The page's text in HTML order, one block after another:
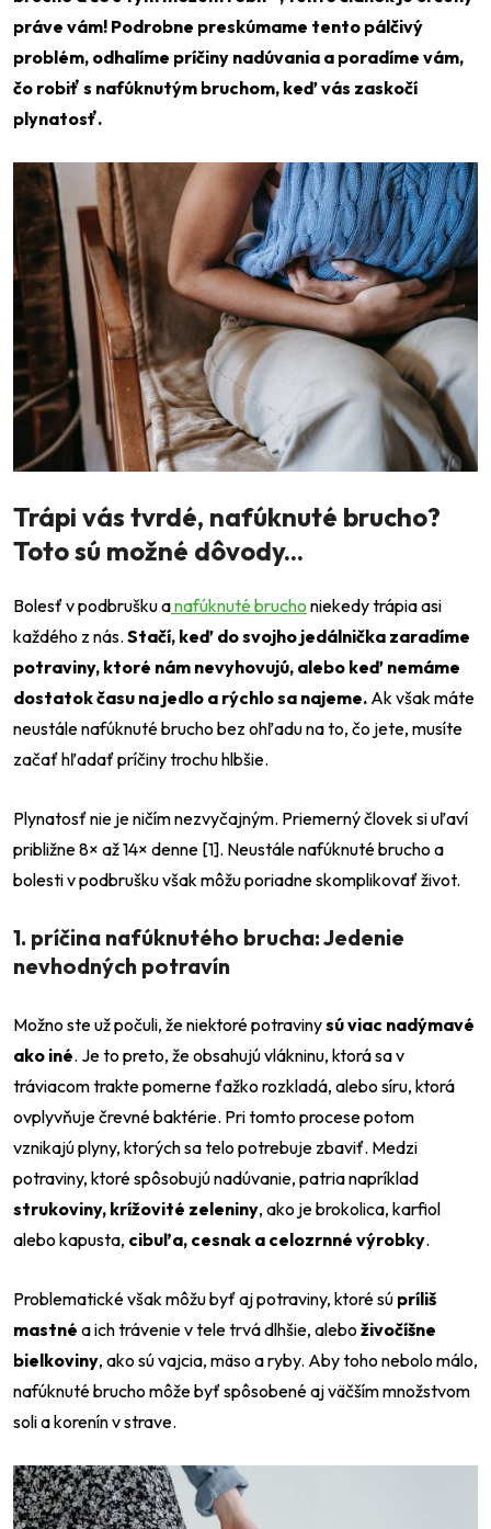
práve vám! Podrobne preskúmame tento pálčivý
problém, odhalíme príčiny nadúvania a poradíme vám,
čo robiť s nafúknutým bruchom, keď vás zaskočí
plynatosť.
Trápi vás tvrdé, nafúknuté brucho?
Toto sú možné dôvody...
Bolesť v podbrušku anafúknuté brucho niekedy trápia asi
každého z nás. Stačí, keď do svojho jedálnička zaradíme
potraviny, ktoré nám nevyhovujú, alebo keď nemáme
dostatok času na jedlo a rýchlo sa najeme. Ak však máte
neustále nafúknuté brucho bez ohľadu na to, čo jete, musíte
začať hľadať príčiny trochu hlbšie.
Plynatosť nie je ničím nezvyčajným. Priemerný človek si uľaví
približne 8× až 14× denne [1]. Neustále nafúknuté brucho a
bolesti v podbrušku však môžu poriadne skomplikovať život.
1. príčina nafúknutého brucha: Jedenie
nevhodných potravín
Možno ste už počuli, že niektoré potravinysú viac nadýmavé
ako iné. Je to preto, že obsahujú vlákninu, ktorá sa v
tráviacom trakte pomerne ťažko rozkladá, alebo síru, ktorá
ovplyvňuje črevné baktérie. Pri tomto procese potom
vznikajú plyny, ktorých sa telo potrebuje zbaviť. Medzi
potraviny, ktoré spôsobujú nadúvanie, patria napríklad
strukoviny, krížovité zeleniny, ako je brokolica, karfiol
alebo kapusta, cibuľa, cesnak a celozrnné výrobky.
Problematické však môžu byť aj potraviny, ktoré sú príliš
mastné a ich trávenie v tele trvá dlhšie, alebo živočíšne
bielkoviny, ako sú vajcia, mäso a ryby. Aby toho nebolo málo,
nafúknuté brucho môže byť spôsobené aj väčším množstvom
soli a korenín v strave.